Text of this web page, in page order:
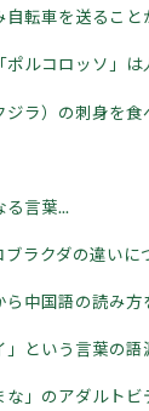
転車を送ること
ルコロッソ」は
ラ）の刺身を食
る言葉...
ラクダの違いに
ら中国語の読み方
」という言葉の語
」のアダルトビ